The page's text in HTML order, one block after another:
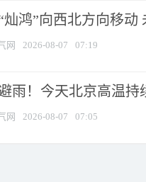
灿鸿”向西北方向移动
网 2026-08-07 07:19
雨！今天北京高温
网 2026-08-07 07:05